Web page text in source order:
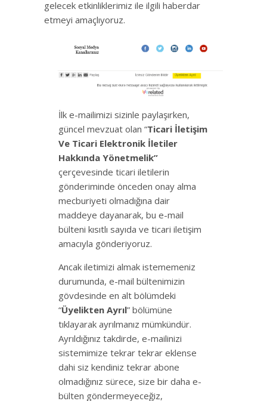
gelecek etkinliklerimiz ile ilgili haberdar
etmeyi amaçlıyoruz.
İlk e-mailimizi sizinle paylaşırken,
güncel mevzuat olan “Ticari İletişim
Ve Ticari Elektronik İletiler
Hakkında Yönetmelik”
çerçevesinde ticari iletilerin
gönderiminde önceden onay alma
mecburiyeti olmadığına dair
maddeye dayanarak, bu e-mail
bülteni kısıtlı sayıda ve ticari iletişim
amacıyla gönderiyoruz.
Ancak iletimizi almak istememeniz
durumunda, e-mail bültenimizin
gövdesinde en alt bölümdeki
“Üyelikten Ayrıl” bölümüne
tıklayarak ayrılmanız mümkündür.
Ayrıldığınız takdirde, e-mailinizi
sistemimize tekrar tekrar eklense
dahi siz kendiniz tekrar abone
olmadığınız sürece, size bir daha e-
bülten göndermeyeceğiz,